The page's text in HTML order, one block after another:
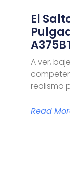
El
A ver,
realismo
Read